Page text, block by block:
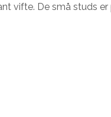
vifte. De små studs